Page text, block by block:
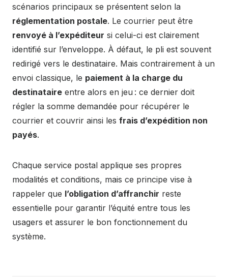
scénarios principaux se présentent selon la
réglementation postale. Le courrier peut être
renvoyé à l’expéditeur si celui-ci est clairement
identifié sur l’enveloppe. À défaut, le pli est souvent
redirigé vers le destinataire. Mais contrairement à un
envoi classique, le paiement à la charge du
destinataire entre alors en jeu : ce dernier doit
régler la somme demandée pour récupérer le
courrier et couvrir ainsi les frais d’expédition non
payés.
Chaque service postal applique ses propres
modalités et conditions, mais ce principe vise à
rappeler que l’obligation d’affranchir reste
essentielle pour garantir l’équité entre tous les
usagers et assurer le bon fonctionnement du
système.